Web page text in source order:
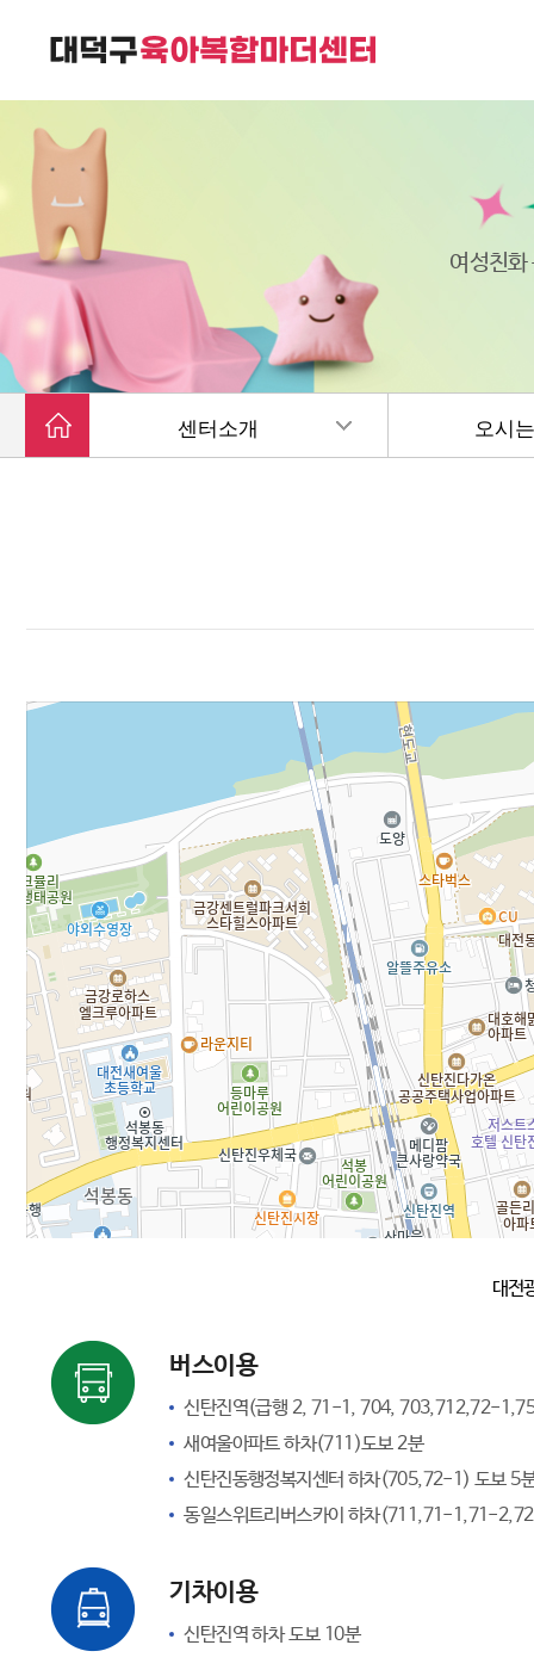
대덕구육아복합마더센터는
여성친화
센터소개 오시
대전
버스이용
신탄진역(급행 2, 71-1, 704, 703,712,72-
새여울아파트 하차(711)도보 2분
신탄진동행정복지센터 하차(705,72-1) 도보 5
동일스위트리버스카이 하차(711,71-1,71-
기차이용
신탄진역 하차 도보 10분